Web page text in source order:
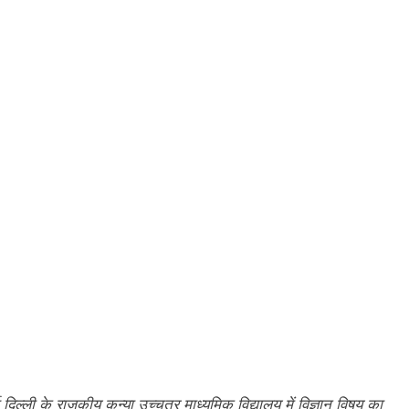
के राजकीय कन्या उच्चतर माध्यमिक विद्यालय में विज्ञान विषय का